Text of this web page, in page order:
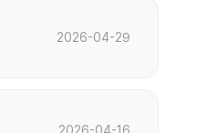
2026-04-29
2026-04-16